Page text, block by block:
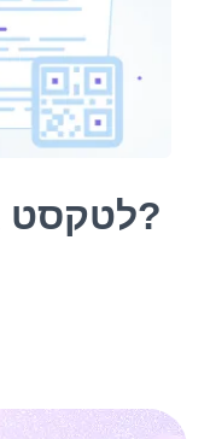
איך ליצור קוד QR לטקסט?